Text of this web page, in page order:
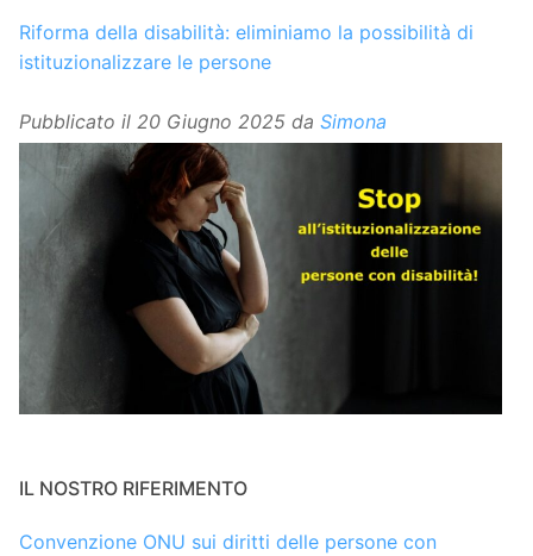
Riforma della disabilità: eliminiamo la possibilità di
istituzionalizzare le persone
Pubblicato il 20 Giugno 2025 da Simona
IL NOSTRO RIFERIMENTO
Convenzione ONU sui diritti delle persone con